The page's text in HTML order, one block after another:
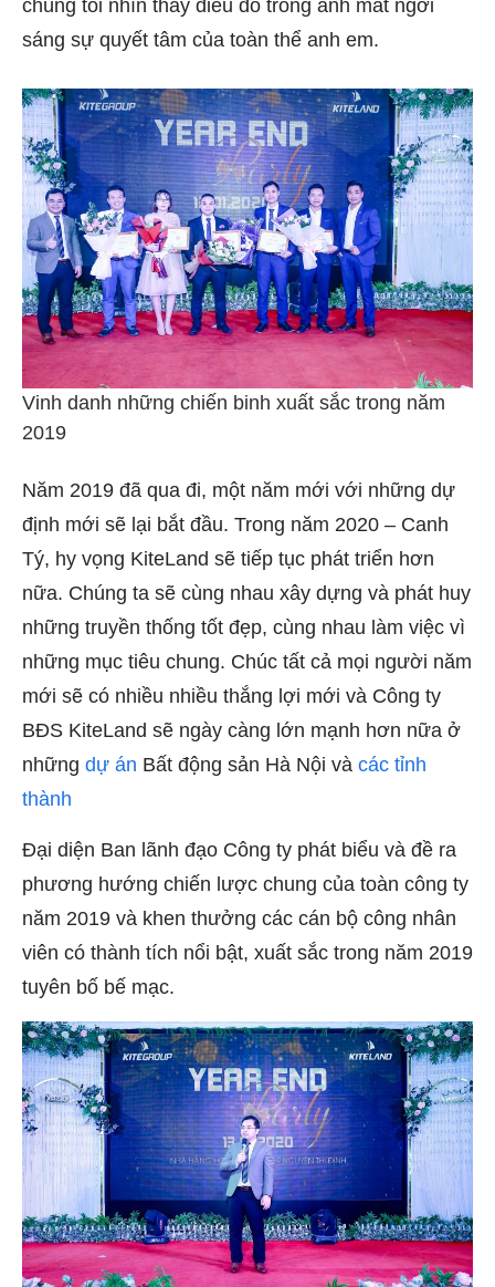
chúng tôi nhìn thấy điều đó trong ánh mắt ngời
sáng sự quyết tâm của toàn thể anh em.
Vinh danh những chiến binh xuất sắc trong năm
2019
Năm 2019 đã qua đi, một năm mới với những dự
định mới sẽ lại bắt đầu. Trong năm 2020 – Canh
Tý, hy vọng KiteLand sẽ tiếp tục phát triển hơn
nữa. Chúng ta sẽ cùng nhau xây dựng và phát huy
những truyền thống tốt đẹp, cùng nhau làm việc vì
những mục tiêu chung. Chúc tất cả mọi người năm
mới sẽ có nhiều nhiều thắng lợi mới và Công ty
BĐS KiteLand sẽ ngày càng lớn mạnh hơn nữa ở
những dự án Bất động sản Hà Nội và các tỉnh
thành
Đại diện Ban lãnh đạo Công ty phát biểu và đề ra
phương hướng chiến lược chung của toàn công ty
năm 2019 và khen thưởng các cán bộ công nhân
viên có thành tích nổi bật, xuất sắc trong năm 2019
tuyên bố bế mạc.